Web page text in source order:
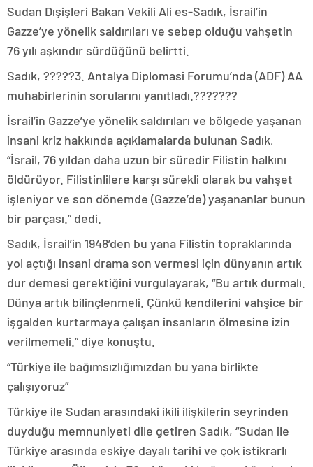
Sudan Dışişleri Bakan Vekili Ali es-Sadık, İsrail’in
Gazze’ye yönelik saldırıları ve sebep olduğu vahşetin
76 yılı aşkındır sürdüğünü belirtti.
Sadık, ?????3. Antalya Diplomasi Forumu’nda (ADF) AA
muhabirlerinin sorularını yanıtladı.???????
İsrail’in Gazze’ye yönelik saldırıları ve bölgede yaşanan
insani kriz hakkında açıklamalarda bulunan Sadık,
“İsrail, 76 yıldan daha uzun bir süredir Filistin halkını
öldürüyor. Filistinlilere karşı sürekli olarak bu vahşet
işleniyor ve son dönemde (Gazze’de) yaşananlar bunun
bir parçası.” dedi.
Sadık, İsrail’in 1948’den bu yana Filistin topraklarında
yol açtığı insani drama son vermesi için dünyanın artık
dur demesi gerektiğini vurgulayarak, “Bu artık durmalı.
Dünya artık bilinçlenmeli. Çünkü kendilerini vahşice bir
işgalden kurtarmaya çalışan insanların ölmesine izin
verilmemeli.” diye konuştu.
“Türkiye ile bağımsızlığımızdan bu yana birlikte
çalışıyoruz”
Türkiye ile Sudan arasındaki ikili ilişkilerin seyrinden
duyduğu memnuniyeti dile getiren Sadık, “Sudan ile
Türkiye arasında eskiye dayalı tarihi ve çok istikrarlı